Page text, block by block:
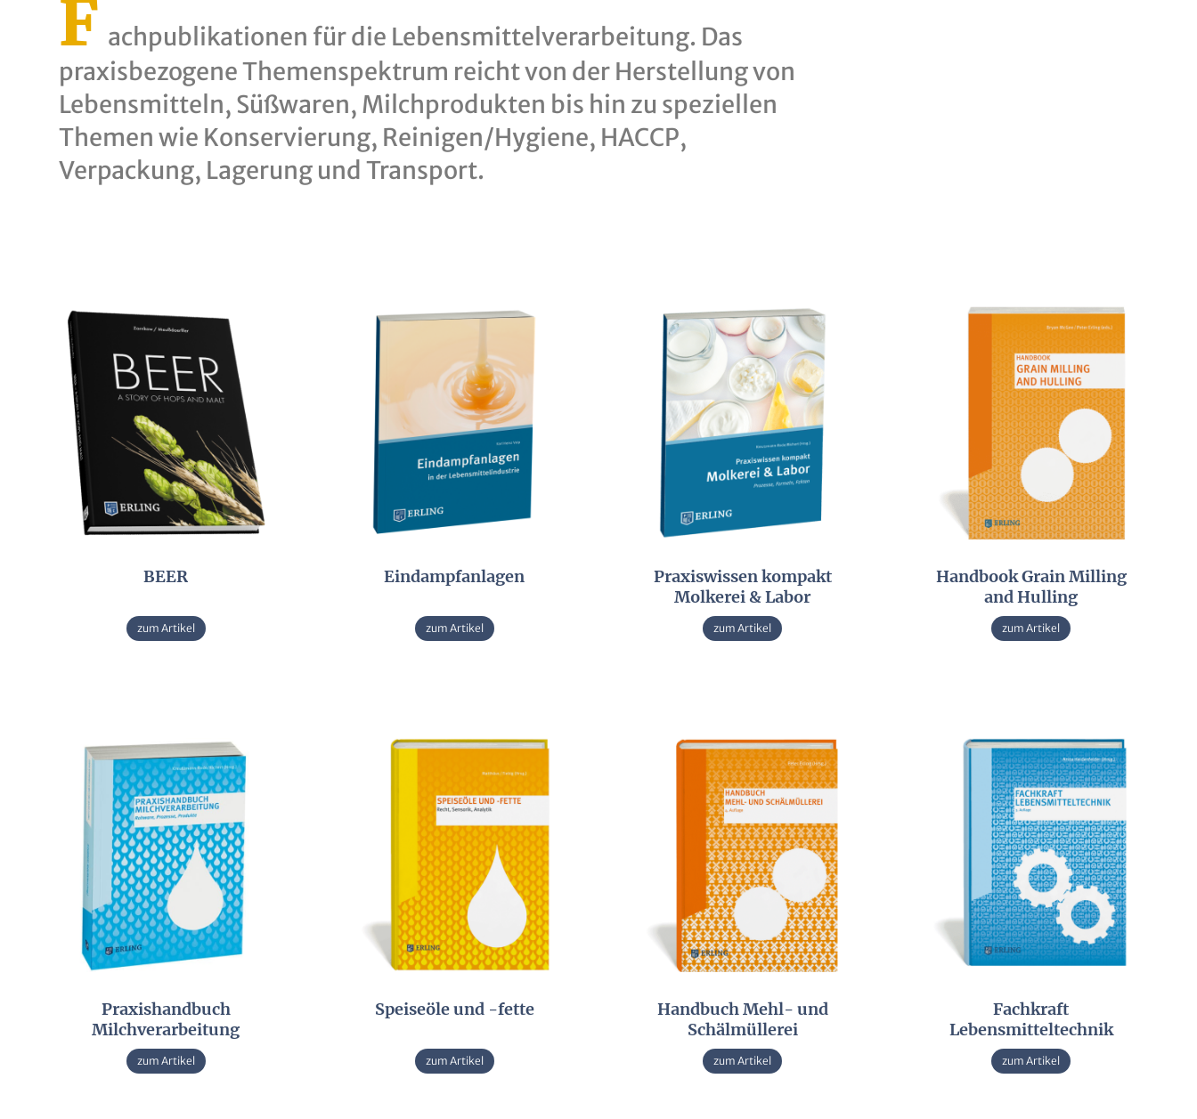
F achpublikationen für die Lebensmittel­verarbeitung. Das
praxisbezogene Themen­spektrum reicht von der Herstellung von
Lebensmitteln, Süßwaren, Milchprodukten bis hin zu speziellen
Themen wie Konser­vierung, Reinigen/Hygiene, HACCP,
Verpackung, Lagerung und Transport.
BEER
zum Artikel
Eindampfanlagen
zum Artikel
Praxiswissen kompakt
Molkerei & Labor
zum Artikel
Handbook Grain Milling
and Hulling
zum Artikel
Praxishandbuch
Milchverarbeitung
zum Artikel
Speiseöle und -fette
zum Artikel
Handbuch Mehl- und
Schälmüllerei
zum Artikel
Fachkraft
Lebensmitteltechnik
zum Artikel